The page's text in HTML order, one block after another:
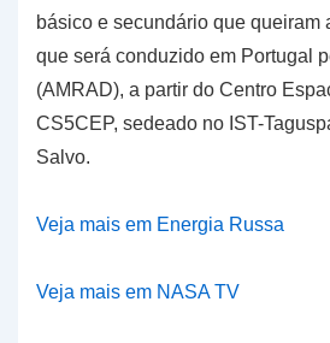
básico e secundário que queiram
que será conduzido em Portugal
(AMRAD), a partir do Centro
CS5CEP, sedeado no IST-
Salvo.
Veja mais em Energia Russa
Veja mais em NASA TV